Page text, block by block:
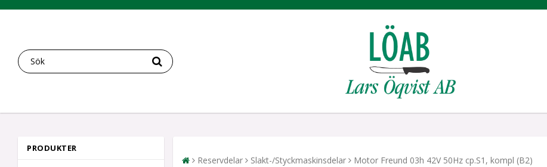
PRODUKTER
Reservdelar Slakt-/Styckmaskinsdelar Motor Freund 03h 42V 50Hz cp.S1, kompl (B2)